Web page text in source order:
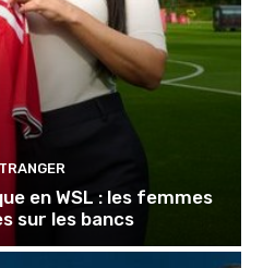
en WSL : les femmes
sur les bancs